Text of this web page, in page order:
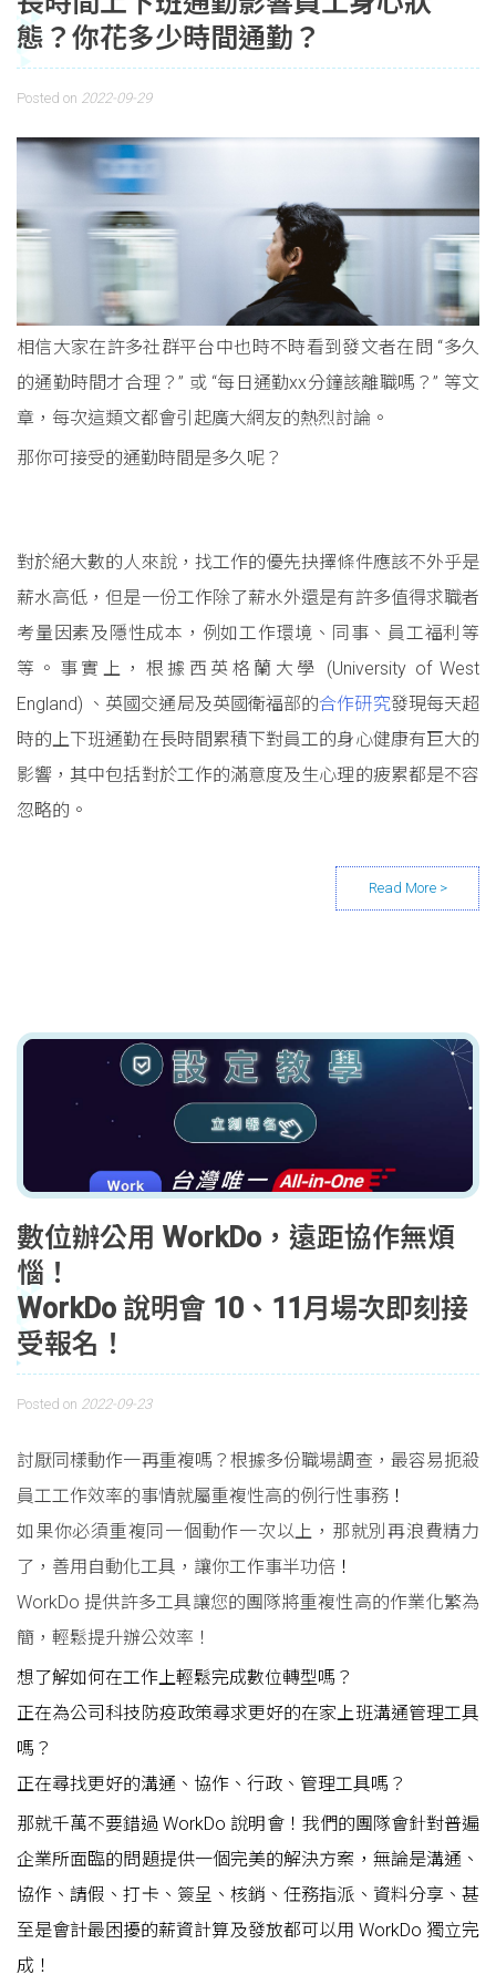
態？你花多少時間通勤？
Posted on 2022-09-29
相信大家在許多社群平台中也時不時看到發文者在問 “多久
的通勤時間才合理？” 或 “每日通勤xx分鐘該離職嗎？” 等文
章，每次這類文都會引起廣大網友的熱烈討論。
那你可接受的通勤時間是多久呢？
對於絕大數的人來說，找工作的優先抉擇條件應該不外乎是
薪水高低，但是一份工作除了薪水外還是有許多值得求職者
考量因素及隱性成本，例如工作環境、同事、員工福利等
等。事實上，根據西英格蘭大學 (University of West
England) 、英國交通局及英國衛福部的合作研究發現每天超
時的上下班通勤在長時間累積下對員工的身心健康有巨大的
影響，其中包括對於工作的滿意度及生心理的疲累都是不容
忽略的。
數位辦公用 WorkDo，遠距協作無煩
惱！
WorkDo 說明會 10、11月場次即刻接
受報名！
Posted on 2022-09-23
討厭同樣動作一再重複嗎？根據多份職場調查，最容易扼殺
員工工作效率的事情就屬重複性高的例行性事務 ！
如果你必須重複同一個動作一次以上，那就別再浪費精力
了，善用自動化工具，讓你工作事半功倍 ！
WorkDo 提供許多工具讓您的團隊將重複性高的作業化繁為
簡，輕鬆提升辦公效率！
想了解如何在工作上輕鬆完成數位轉型嗎？
正在為公司科技防疫政策尋求更好的在家上班溝通管理工具
嗎？
正在尋找更好的溝通、協作、行政、管理工具嗎？
那就千萬不要錯過 WorkDo 說明會！我們的團隊會針對普遍
企業所面臨的問題提供一個完美的解決方案，無論是溝通、
協作、請假、打卡、簽呈、核銷、任務指派、資料分享、甚
至是會計最困擾的薪資計算及發放都可以用 WorkDo 獨立完
成！